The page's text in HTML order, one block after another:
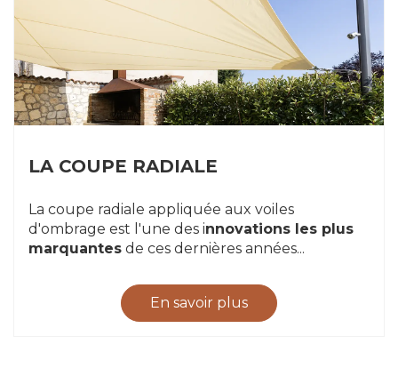
LA COUPE RADIALE
La coupe radiale appliquée aux voiles
d'ombrage est l'une des innovations les plus
marquantes de ces dernières années...
En savoir plus